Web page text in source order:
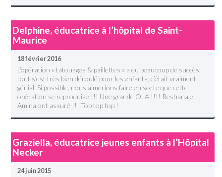
Delphine, éducatrice à l’hôpital de Saint-
Maurice
18 février 2016
L’opération « tatouages & paillettes » a eu beaucoup de succès,
tout s’est très bien déroulé pour les enfants, c’était vraiment
génial. Si possible, nous aimerions faire en sorte que cette
opération se reproduise !!! Une grande OLA !!!! Reshana et
Amina ont assuré !!! Top top top !
Graziella, éducatrice jeunes enfants à l’Hôpital
Necker
24 juin 2015